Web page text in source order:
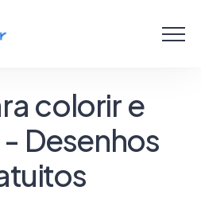
colorir e
Desenhos